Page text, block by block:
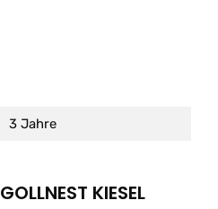
3 Jahre
GOLLNEST KIESEL